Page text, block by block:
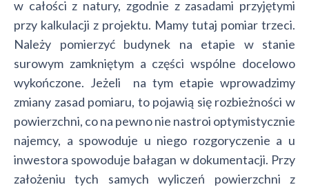
w całości z natury, zgodnie z zasadami przyjętymi
przy kalkulacji z projektu. Mamy tutaj pomiar trzeci.
Należy pomierzyć budynek na etapie w stanie
surowym zamkniętym a części wspólne docelowo
wykończone. Jeżeli na tym etapie wprowadzimy
zmiany zasad pomiaru, to pojawią się rozbieżności w
powierzchni, co na pewno nie nastroi optymistycznie
najemcy, a spowoduje u niego rozgoryczenie a u
inwestora spowoduje bałagan w dokumentacji. Przy
założeniu tych samych wyliczeń powierzchni z